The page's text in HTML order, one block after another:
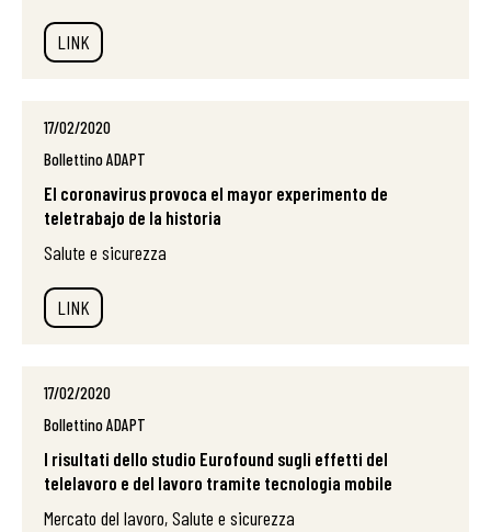
LINK
17/02/2020
Bollettino ADAPT
El coronavirus provoca el mayor experimento de
teletrabajo de la historia
Salute e sicurezza
LINK
17/02/2020
Bollettino ADAPT
I risultati dello studio Eurofound sugli effetti del
telelavoro e del lavoro tramite tecnologia mobile
Mercato del lavoro, Salute e sicurezza